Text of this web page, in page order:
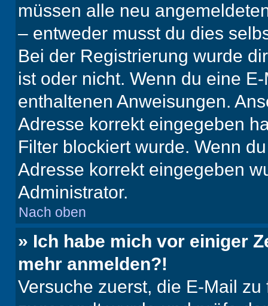
müssen alle neu
– entweder musst du dies
Bei der Registrierung wurde
ist oder nicht. Wenn du eine
enthaltenen Anweisungen.
Adresse korrekt eingegeben
Filter blockiert wurde. Wenn
Adresse korrekt eingegeben
Administrator.
Nach oben
» Ich habe mich vor einiger
mehr anmelden?!
Versuche zuerst, die E-Mail